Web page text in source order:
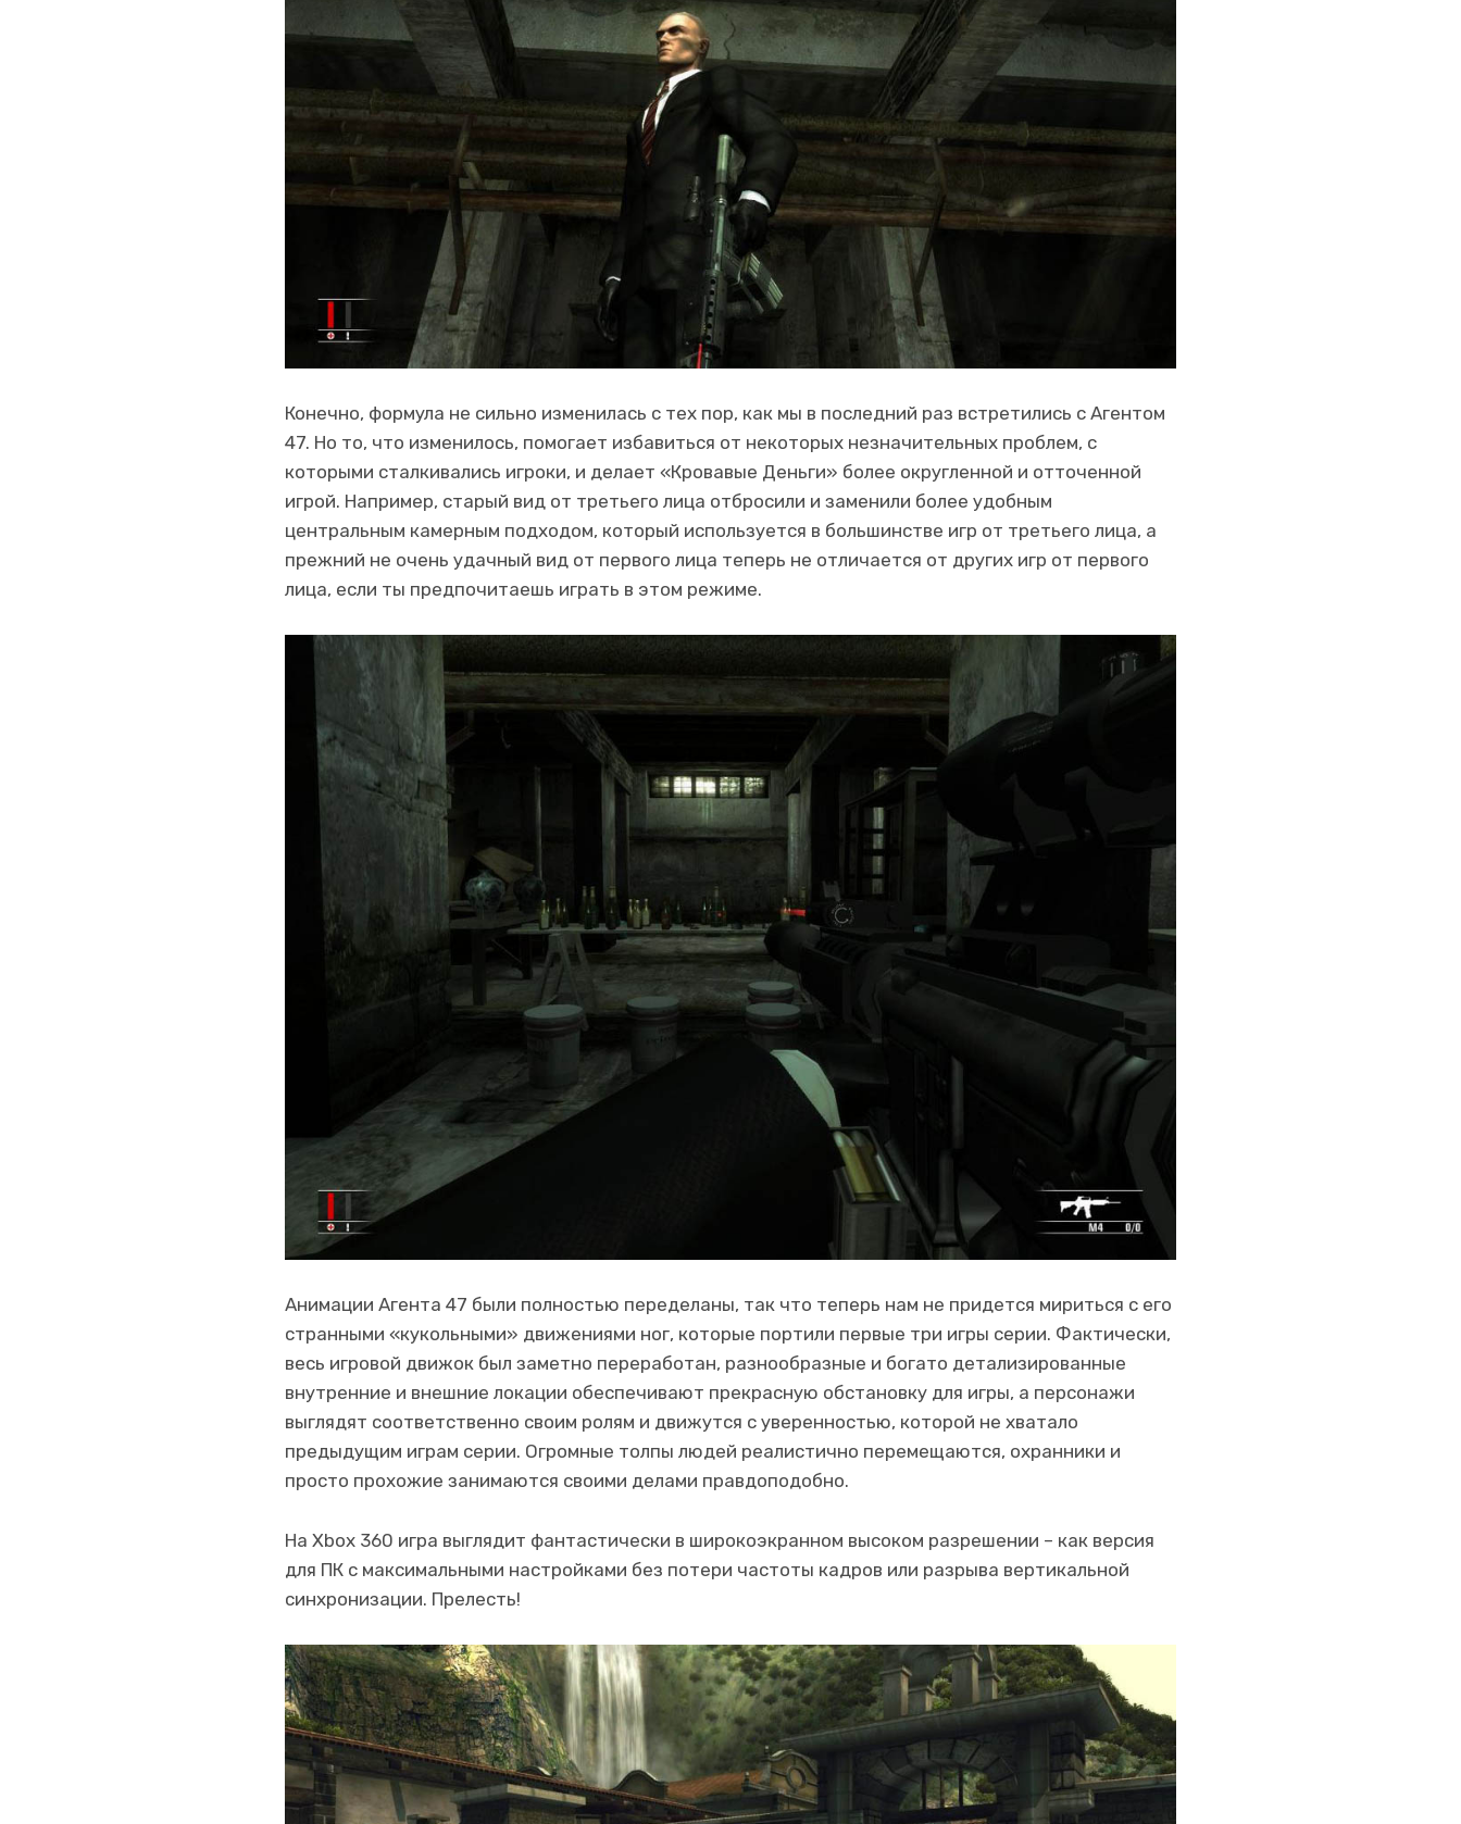
Конечно, формула не сильно изменилась с тех пор, как мы в последний раз встретились с Агентом
47. Но то, что изменилось, помогает избавиться от некоторых незначительных проблем, с
которыми сталкивались игроки, и делает «Кровавые Деньги» более округленной и отточенной
игрой. Например, старый вид от третьего лица отбросили и заменили более удобным
центральным камерным подходом, который используется в большинстве игр от третьего лица, а
прежний не очень удачный вид от первого лица теперь не отличается от других игр от первого
лица, если ты предпочитаешь играть в этом режиме.
Анимации Агента 47 были полностью переделаны, так что теперь нам не придется мириться с его
странными «кукольными» движениями ног, которые портили первые три игры серии. Фактически,
весь игровой движок был заметно переработан, разнообразные и богато детализированные
внутренние и внешние локации обеспечивают прекрасную обстановку для игры, а персонажи
выглядят соответственно своим ролям и движутся с уверенностью, которой не хватало
предыдущим играм серии. Огромные толпы людей реалистично перемещаются, охранники и
просто прохожие занимаются своими делами правдоподобно.
На Xbox 360 игра выглядит фантастически в широкоэкранном высоком разрешении – как версия
для ПК с максимальными настройками без потери частоты кадров или разрыва вертикальной
синхронизации. Прелесть!